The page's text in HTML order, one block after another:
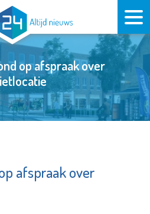
op afspraak over
afspraak over